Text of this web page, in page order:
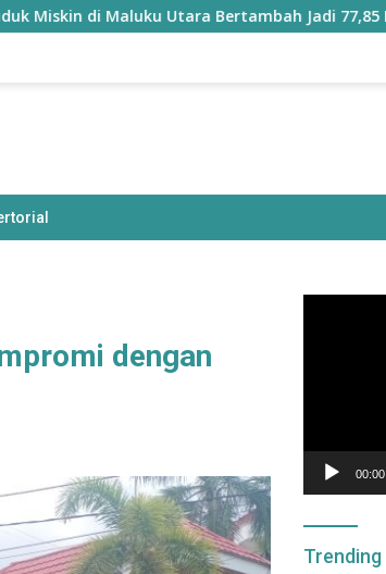
di Maluku Utara Bertambah Jadi 77,85 Ribu Jiwa
dengan
00:00
Trending